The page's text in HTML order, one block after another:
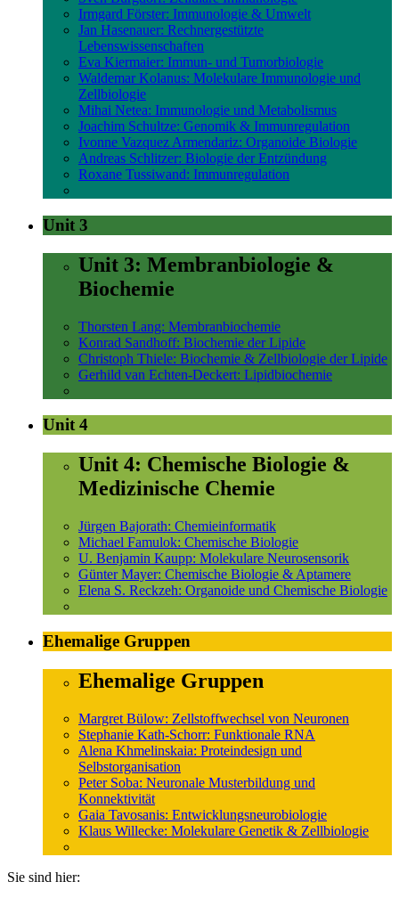
Irmgard Förster: Immunologie & Umwelt
Jan Hasenauer: Rechnergestützte
Lebenswissenschaften
Eva Kiermaier: Immun- und Tumorbiologie
Waldemar Kolanus: Molekulare Immunologie und
Zellbiologie
Mihai Netea: Immunologie und Metabolismus
Joachim Schultze: Genomik & Immunregulation
Ivonne Vazquez Armendariz: Organoide Biologie
Andreas Schlitzer: Biologie der Entzündung
Roxane Tussiwand: Immunregulation
Unit 3
Unit 3: Membranbiologie &
Biochemie
Thorsten Lang: Membranbiochemie
Konrad Sandhoff: Biochemie der Lipide
Christoph Thiele: Biochemie & Zellbiologie der Lipide
Gerhild van Echten-Deckert: Lipidbiochemie
Unit 4
Unit 4: Chemische Biologie &
Medizinische Chemie
Jürgen Bajorath: Chemieinformatik
Michael Famulok: Chemische Biologie
U. Benjamin Kaupp: Molekulare Neurosensorik
Günter Mayer: Chemische Biologie & Aptamere
Elena S. Reckzeh: Organoide und Chemische Biologie
Ehemalige Gruppen
Ehemalige Gruppen
Margret Bülow: Zellstoffwechsel von Neuronen
Stephanie Kath-Schorr: Funktionale RNA
Alena Khmelinskaia: Proteindesign und
Selbstorganisation
Peter Soba: Neuronale Musterbildung und
Konnektivität
Gaia Tavosanis: Entwicklungsneurobiologie
Klaus Willecke: Molekulare Genetik & Zellbiologie
Sie sind hier: